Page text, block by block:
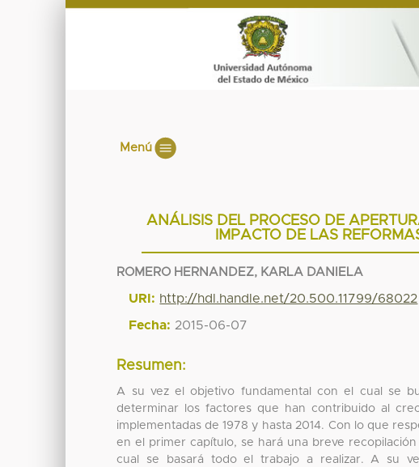
Menú
ANÁLISIS DEL PROCESO DE
IMPACTO DE LAS
ROMERO HERNANDEZ, KARLA DANIELA
URI: http://hdl.handle.net/20.500.11799/68022
Fecha: 2015-06-07
Resumen:
A su vez el objetivo fundamental con el cual se
determinar los factores que han contribuido al
implementadas de 1978 y hasta 2014. Con lo que
en el primer capítulo, se hará una breve
cual se basará todo el trabajo a realizar. A su